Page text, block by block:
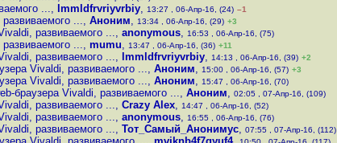
..., lmmldfrvriyvrbiy, 13:27 , 06-Апр-16, (24) –1
..., Аноним, 13:34 , 06-Апр-16, (29) +3
развиваемого ..., anonymous, 16:53 , 06-Апр-16, (75)
..., mumu, 13:47 , 06-Апр-16, (36) +11
развиваемого ..., lmmldfrvriyvrbiy, 14:13 , 06-Апр-16, (39) +2
Vivaldi, развиваемого ..., Аноним, 15:00 , 06-Апр-16, (57) +3
Vivaldi, развиваемого ..., Аноним, 15:47 , 06-Апр-16, (70)
браузера Vivaldi, развиваемого ..., Аноним, 02:05 , 07-Апр-16, (109)
развиваемого ..., Crazy Alex, 14:47 , 06-Апр-16, (52)
развиваемого ..., anonymous, 16:55 , 06-Апр-16, (76)
развиваемого ..., Тот_Самый_Анонимус, 07:55 , 07-Апр-16, (112)